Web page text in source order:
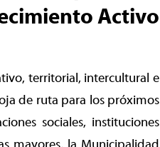
Activo
territorial, intercultural e
de ruta para los próximos
sociales, instituciones